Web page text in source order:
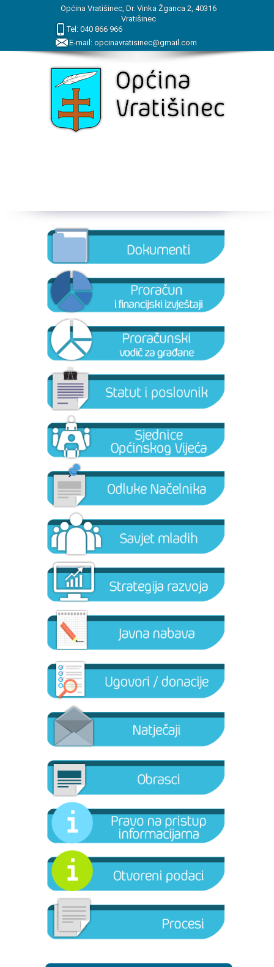
Općina Vratišinec, Dr. Vinka Žganca 2, 40316
Vratišinec
Tel: 040 866 966
E-mail: opcinavratisinec@gmail.com